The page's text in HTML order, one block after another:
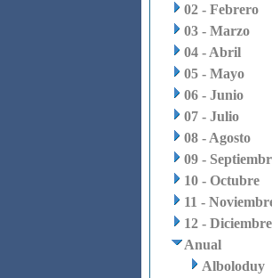
02 - Febrero
03 - Marzo
04 - Abril
05 - Mayo
06 - Junio
07 - Julio
08 - Agosto
09 -
10 - Octubre
11 -
12 - Diciembre
Anual
Alboloduy